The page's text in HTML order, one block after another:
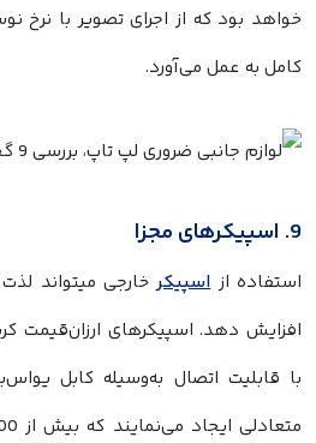
کامل به عمل می‌آورد.
9. اسپیکرهای مجزا
استفاده ازاسپیکرخارجی میتواند
با قابلیت اتصال به‌وسیله کابل